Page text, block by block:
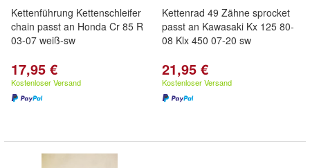
Kettenführung Kettenschleifer
chain passt an Honda Cr 85 R
03-07 weiß-sw
17,95 €
Kostenloser Versand
Kettenrad 49 Zähne sprocket
passt an Kawasaki Kx 125 80-
08 Klx 450 07-20 sw
21,95 €
Kostenloser Versand